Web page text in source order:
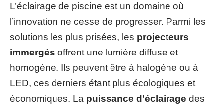
L’éclairage de piscine est un domaine où
l’innovation ne cesse de progresser. Parmi les
solutions les plus prisées, les projecteurs
immergés offrent une lumière diffuse et
homogène. Ils peuvent être à halogène ou à
LED, ces derniers étant plus écologiques et
économiques. La puissance d’éclairage des